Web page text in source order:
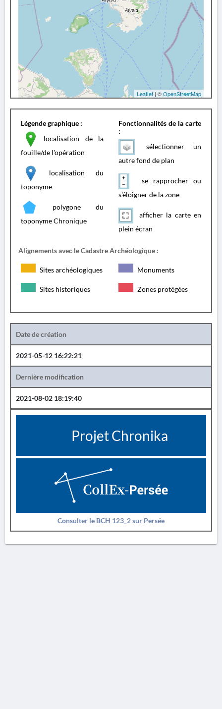
Leaflet | ©OpenStreetMap
Légende graphique :
localisation de la
fouille/de l'opération
localisation du
toponyme
polygone du
toponyme Chronique
Fonctionnalités de la carte
:
sélectionner un
autre fond de plan
se rapprocher ou
s'éloigner de la zone
afficher la carte en
plein écran
Alignements avec le Cadastre Archéologique :
Sites archéologiques Monuments
Sites historiques Zones protégées
Date de création
2021-05-12 16:22:21
Dernière modification
2021-08-02 18:19:40
Projet Chronika
Consulter le BCH 123_2 sur Persée